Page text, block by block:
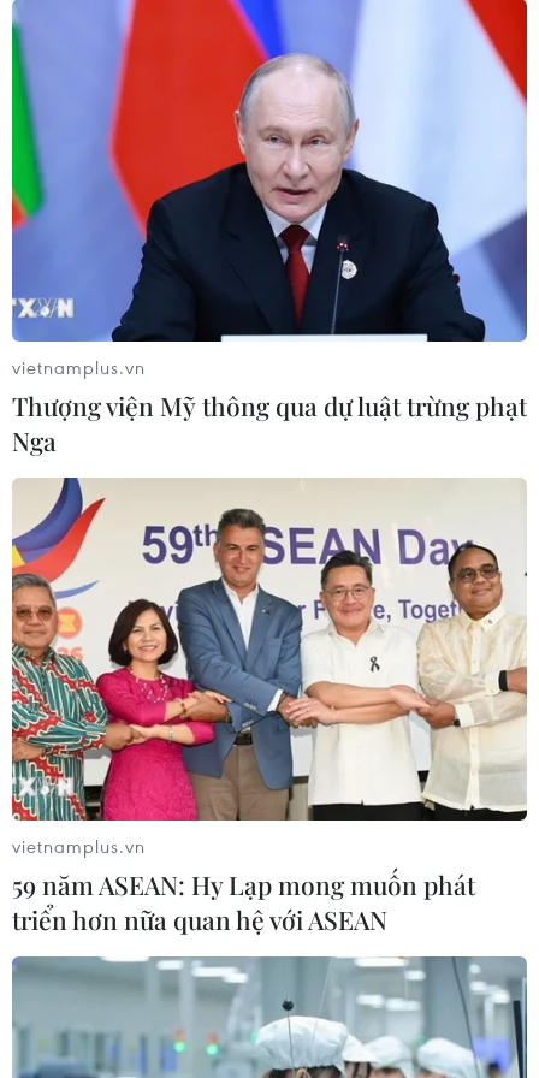
Trần Khánh Linh (Vietnam+)
#Tập thơ
Theo dõi VietnamPlus
TIN CÙNG CHUYÊN MỤC
Cộng hòa Dân chủ Congo ghi nhận
hơn 300 trẻ em tử vong do Ebola
08/08/2026 15:21
Đà Nẵng: Hỗ trợ 700 triệu đồng cho
vietnamplus.vn
Thượng viện Mỹ thông qua dự luật trừng phạt
Nga
vietnamplus.vn
59 năm ASEAN: Hy Lạp mong muốn phát
triển hơn nữa quan hệ với ASEAN